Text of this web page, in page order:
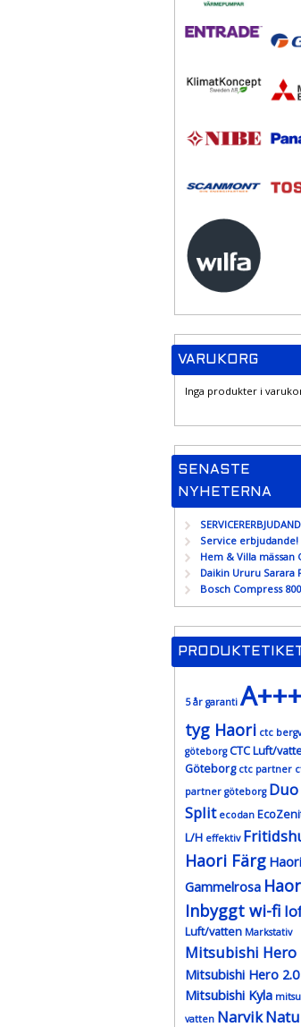
VARUKORG
Inga produkter i
SENASTE
NYHETERNA
Service erbjudande!
Hem & Villa mässan
Daikin Ururu Sarara
Bosch Compress
5 år garanti
tyg Haori ctc
göteborg CTC Luft/
Göteborg ctc partner
partner göteborg Duo
Split ecodan
L/H effektiv
Haori Färg Haori
Gammelrosa
Inbyggt wi-fi
Luft/vatten Markstativ
Mitsubishi Hero
Mitsubishi Hero 2.0
Mitsubishi Kyla
vatten Narvik